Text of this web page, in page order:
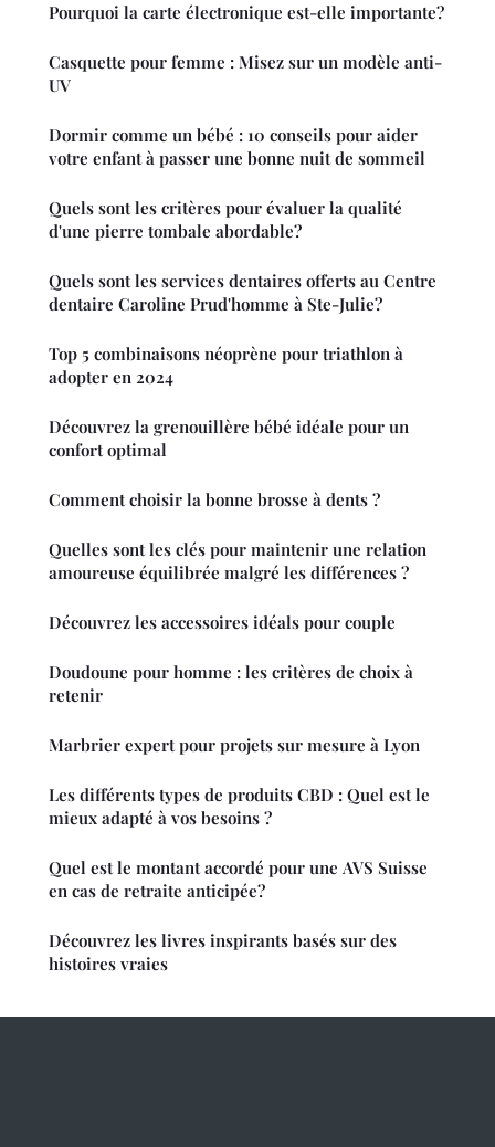
Pourquoi la carte électronique est-elle importante?
Casquette pour femme : Misez sur un modèle anti-
UV
Dormir comme un bébé : 10 conseils pour aider
votre enfant à passer une bonne nuit de sommeil
Quels sont les critères pour évaluer la qualité
d'une pierre tombale abordable?
Quels sont les services dentaires offerts au Centre
dentaire Caroline Prud'homme à Ste-Julie?
Top 5 combinaisons néoprène pour triathlon à
adopter en 2024
Découvrez la grenouillère bébé idéale pour un
confort optimal
Comment choisir la bonne brosse à dents ?
Quelles sont les clés pour maintenir une relation
amoureuse équilibrée malgré les différences ?
Découvrez les accessoires idéals pour couple
Doudoune pour homme : les critères de choix à
retenir
Marbrier expert pour projets sur mesure à Lyon
Les différents types de produits CBD : Quel est le
mieux adapté à vos besoins ?
Quel est le montant accordé pour une AVS Suisse
en cas de retraite anticipée?
Découvrez les livres inspirants basés sur des
histoires vraies